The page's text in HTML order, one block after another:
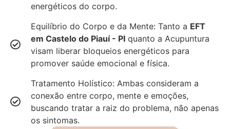
energéticos do corpo.
Equilíbrio do Corpo e da Mente: Tanto a EFT
em Castelo do Piauí - PI quanto a Acupuntura
visam liberar bloqueios energéticos para
promover saúde emocional e física.
Tratamento Holístico: Ambas consideram a
conexão entre corpo, mente e emoções,
buscando tratar a raiz do problema, não apenas
os sintomas.